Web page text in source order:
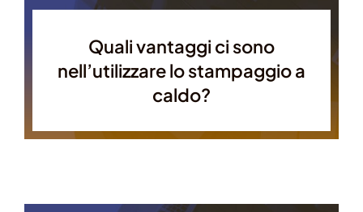
Quali vantaggi ci sono
nell’utilizzare lo stampaggio a
caldo?